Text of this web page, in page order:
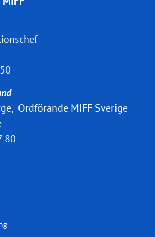
Ordförande MIFF Sverige
80